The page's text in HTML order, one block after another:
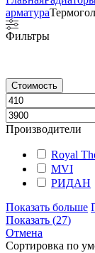
арматура
Фильтры
Стоимость
Производители
Royal
MVI
РИДАН
Показать больше
Показать (27)
Отмена
Сортировка по